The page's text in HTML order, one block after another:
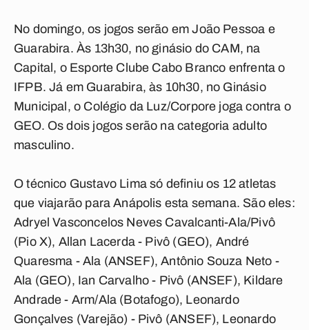
No domingo, os jogos serão em João Pessoa e
Guarabira. Às 13h30, no ginásio do CAM, na
Capital, o Esporte Clube Cabo Branco enfrenta o
IFPB. Já em Guarabira, às 10h30, no Ginásio
Municipal, o Colégio da Luz/Corpore joga contra o
GEO. Os dois jogos serão na categoria adulto
masculino.
O técnico Gustavo Lima só definiu os 12 atletas
que viajarão para Anápolis esta semana. São eles:
Adryel Vasconcelos Neves Cavalcanti-Ala/Pivô
(Pio X), Allan Lacerda - Pivô (GEO), André
Quaresma - Ala (ANSEF), Antônio Souza Neto -
Ala (GEO), Ian Carvalho - Pivô (ANSEF), Kildare
Andrade - Arm/Ala (Botafogo), Leonardo
Gonçalves (Varejão) - Pivô (ANSEF), Leonardo